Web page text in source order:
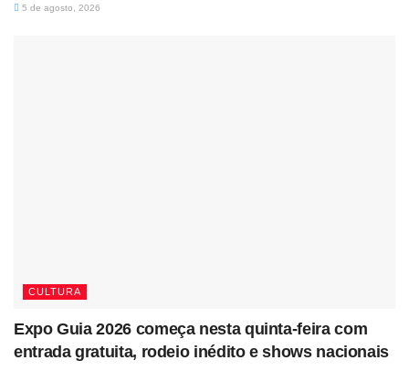
5 de agosto, 2026
CULTURA
Expo Guia 2026 começa nesta quinta-feira com
entrada gratuita, rodeio inédito e shows nacionais